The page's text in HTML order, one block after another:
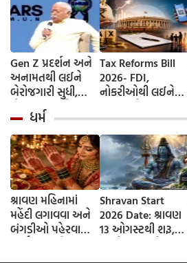
Gen Z પ્રદર્શન અને
અનામતથી લઈને
બેરોજગારી સુધી,
મોહન ભાગવતે બધા
મુદ્દા પર કરી વાત,
વાંચો મહત્વનું
નિવેદન
Tax Reforms Bill
2026- FDI,
નોકરીઓથી લઈને
સંસદે કરવેરા સુધારા
બિલ 2026 પસાર
કર્યું; જાણો શું બદલાય
છે
ધર્મ
શ્રાવણ મહિનામાં
મહેંદી લગાવવા અને
બંગડીઓ પહેરવાના
Shravan Start
2026 Date: શ્રાવણ
13 ઓગસ્ટથી શરૂ,
શ્રાવણના કેટલા